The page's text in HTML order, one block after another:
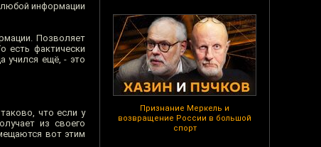
Признание Меркель и
возвращение России в большой
спорт
информации
Позволяет
фактически
учился ещё, - это
что если у
из своего
вот этим